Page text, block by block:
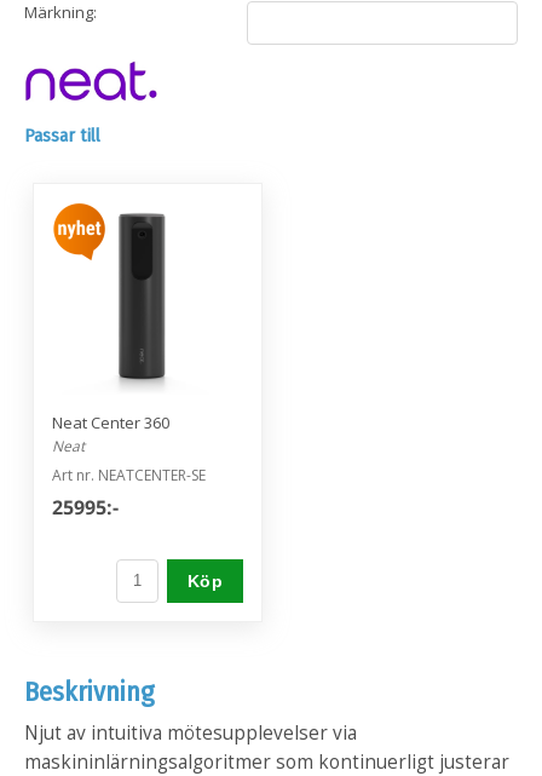
Märkning:
Passar till
Neat Center 360
Neat
Art nr. NEATCENTER-SE
25995:-
Köp
Beskrivning
Njut av intuitiva mötesupplevelser via
maskininlärningsalgoritmer som kontinuerligt justerar